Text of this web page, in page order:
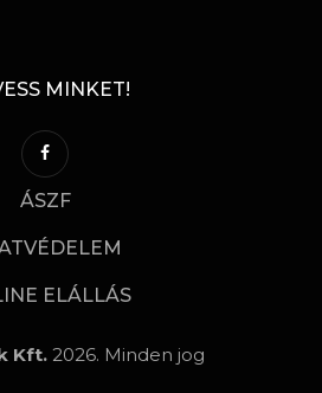
MINKET!
ÁSZF
ELÁLLÁS
Kft. 2026. Minden jog